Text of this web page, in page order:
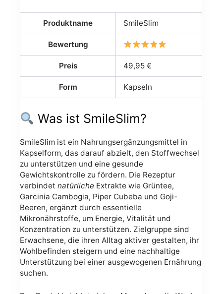
Produktname SmileSlim
Bewertung
Preis 49,95 €
Form Kapseln
Was ist SmileSlim?
SmileSlim ist ein Nahrungsergänzungsmittel in
Kapselform, das darauf abzielt, den Stoffwechsel
zu unterstützen und eine gesunde
Gewichtskontrolle zu fördern. Die Rezeptur
verbindet natürliche Extrakte wie Grüntee,
Garcinia Cambogia, Piper Cubeba und Goji-
Beeren, ergänzt durch essentielle
Mikronährstoffe, um Energie, Vitalität und
Konzentration zu unterstützen. Zielgruppe sind
Erwachsene, die ihren Alltag aktiver gestalten, ihr
Wohlbefinden steigern und eine nachhaltige
Unterstützung bei einer ausgewogenen Ernährung
suchen.